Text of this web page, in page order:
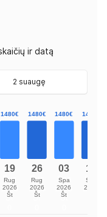
ir datą
2 suaugę